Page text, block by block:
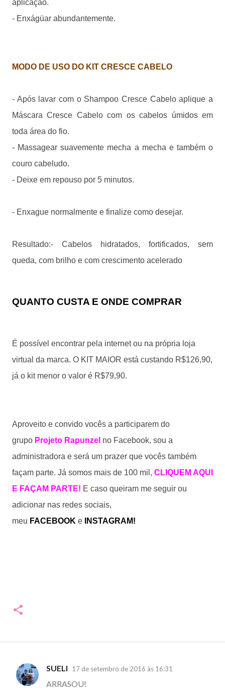
aplicação.
- Enxágüar abundantemente.
MODO DE USO DO KIT CRESCE CABELO
- Após lavar com o Shampoo Cresce Cabelo aplique a
Máscara Cresce Cabelo com os cabelos úmidos em
toda área do fio.
- Massagear suavemente mecha a mecha e também o
couro cabeludo.
- Deixe em repouso por 5 minutos.
- Enxague normalmente e finalize como desejar.
Resultado:- Cabelos hidratados, fortificados, sem
queda, com brilho e com crescimento acelerado
QUANTO CUSTA E ONDE COMPRAR
É possível encontrar pela internet ou na própria loja
virtual da marca. O KIT MAIOR está custando R$126,90,
já o kit menor o valor é R$79,90.
Aproveito e convido vocês a participarem do
grupo Projeto Rapunzel no Facebook, sou a
administradora e será um prazer que vocês também
façam parte. Já somos mais de 100 mil, CLIQUEM AQUI
E FAÇAM PARTE! E caso queiram me seguir ou
adicionar nas redes sociais,
meu FACEBOOK e INSTAGRA M!
C
SUELI 17 de setembro de 2016 às 16:31
ARRASOU!